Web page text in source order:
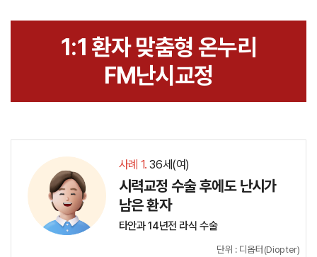
1:1 환자 맞춤형 온누리
FM난시교정
사례 1. 36세(여)
시력교정 수술 후에도 난시가
남은 환자
타안과 14년전 라식 수술
단위 : 디옵터(Diopter)